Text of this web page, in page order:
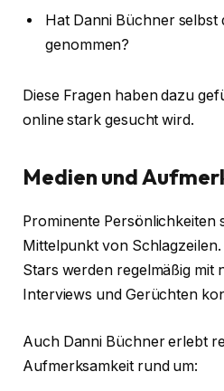
Hat Danni Büchner selbst
genommen?
Diese Fragen haben dazu
online stark gesucht wird.
Medien und
Prominente Persönlichkeiten
Mittelpunkt von
Stars werden regelmäßig mit
Interviews und Gerüchten
Auch Danni Büchner erlebt
Aufmerksamkeit rund um: